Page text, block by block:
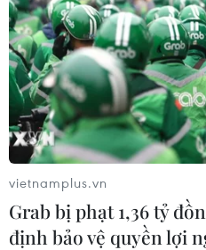
TIN LIÊN QUAN
vietnamplus.vn
Grab bị phạt 1,36 tỷ
định bảo vệ quyền lợi